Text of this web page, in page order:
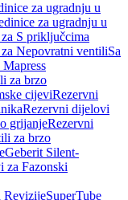
za ugradnju u
za ugradnju u
S priključcima
Nepovratni ventiliSa
za brzo
cijeviRezervni
Rezervni dijelovi
grijanjeRezervni
za brzo
Geberit Silent-
za Fazonski
RevizijeSuperTube